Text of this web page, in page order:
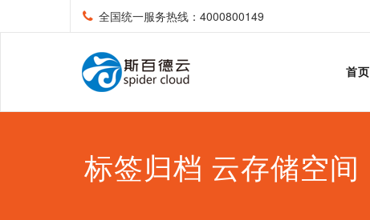
全国统一服务热线：4000800149
首页
标签归档 云存储空间